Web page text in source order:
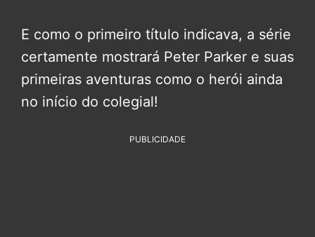
E como o primeiro título indicava, a série
certamente mostrará Peter Parker e suas
primeiras aventuras como o herói ainda
no início do colegial!
PUBLICIDADE